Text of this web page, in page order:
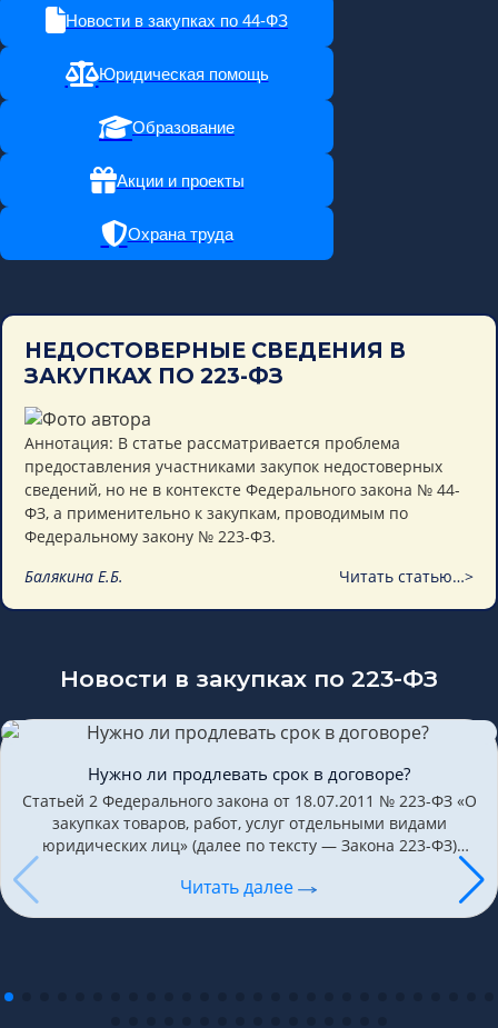
Новости в закупках по 44-ФЗ
Юридическая помощь
Образование
Акции и проекты
Охрана труда
НЕДОСТОВЕРНЫЕ СВЕДЕНИЯ В
ЗАКУПКАХ ПО 223-ФЗ
Аннотация: В статье рассматривается проблема
предоставления участниками закупок недостоверных
сведений, но не в контексте Федерального закона № 44-
ФЗ, а применительно к закупкам, проводимым по
Федеральному закону № 223-ФЗ.
Балякина Е.Б.
Читать статью…>
Новости в закупках по 223-ФЗ
Нужно ли продлевать срок в договоре?
Статьей 2 Федерального закона от 18.07.2011 № 223-ФЗ «О
закупках товаров, работ, услуг отдельными видами
юридических лиц» (далее по тексту — Закона 223-ФЗ)
предусмотрено, что при закупке товаров, работ, услуг…
Читать далее